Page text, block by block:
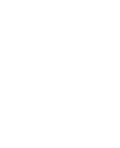
し、項
使用が促
ントは
稿など
に折り